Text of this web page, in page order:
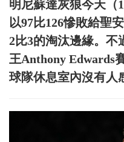
明尼蘇達灰狼今天（
以97比126慘敗給聖
2比3的淘汰邊緣。不
王Anthony Edwards
球隊休息室內沒有人